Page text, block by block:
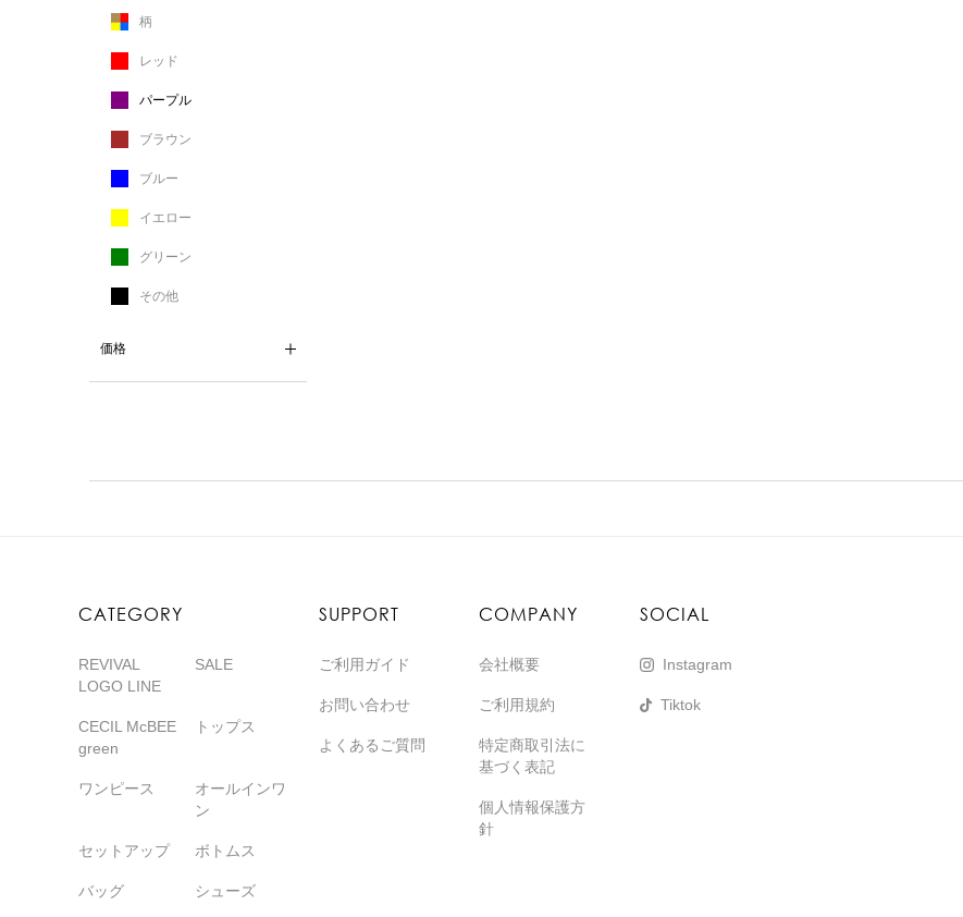
柄
レッド
パープル
ブラウン
ブルー
イエロー
グリーン
その他
価格
CATEGORY
REVIVAL
LOGO LINE
SALE
CECIL McBEE
green
トップス
ワンピース
オールインワ
ン
セットアップ ボトムス
バッグ シューズ
SUPPORT
ご利用ガイド
お問い合わせ
よくあるご質問
COMPANY
会社概要
ご利用規約
特定商取引法に
基づく表記
個人情報保護方
針
SOCIAL
Instagram
Tiktok